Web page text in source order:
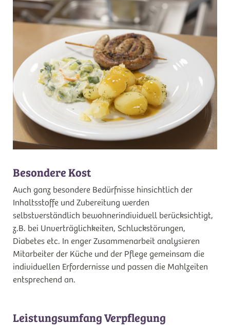
Besondere Kost
Auch ganz besondere Bedürfnisse hinsichtlich der
Inhaltsstoffe und Zubereitung werden
selbstverständlich bewohnerindividuell berücksichtigt,
z.B. bei Unverträglichkeiten, Schluckstörungen,
Diabetes etc. In enger Zusammenarbeit analysieren
Mitarbeiter der Küche und der Pflege gemeinsam die
individuellen Erfordernisse und passen die Mahlzeiten
entsprechend an.
Leistungsumfang Verpflegung